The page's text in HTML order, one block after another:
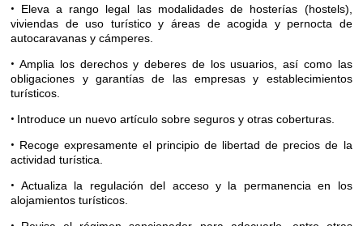
• Eleva a rango legal las modalidades de hosterías (hostels),
viviendas de uso turístico y áreas de acogida y pernocta de
autocaravanas y cámperes.
•Amplia los derechos y deberes de los usuarios, así como las
obligaciones y garantías de las empresas y establecimientos
turísticos.
• Introduce un nuevo artículo sobre seguros y otras coberturas.
• Recoge expresamente el principio de libertad de precios de la
actividad turística.
• Actualiza la regulación del acceso y la permanencia en los
alojamientos turísticos.